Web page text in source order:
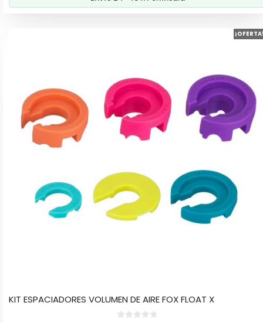
KIT ESPACIADORES VOLUMEN DE AIRE FOX FLOAT X